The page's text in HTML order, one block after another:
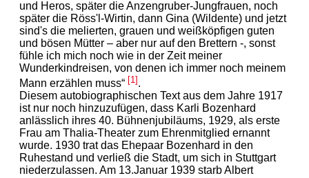
und Heros, später die Anzengruber-Jungfrauen, noch
später die Röss'l-Wirtin, dann Gina (Wildente) und jetzt
sind's die melierten, grauen und weißköpfigen guten
und bösen Mütter – aber nur auf den Brettern -, sonst
fühle ich mich noch wie in der Zeit meiner
Wunderkindreisen, von denen ich immer noch meinem
Mann erzählen muss“ [1].
Diesem autobiographischen Text aus dem Jahre 1917
ist nur noch hinzuzufügen, dass Karli Bozenhard
anlässlich ihres 40. Bühnenjubiläums, 1929, als erste
Frau am Thalia-Theater zum Ehrenmitglied ernannt
wurde. 1930 trat das Ehepaar Bozenhard in den
Ruhestand und verließ die Stadt, um sich in Stuttgart
niederzulassen. Am 13.Januar 1939 starb Albert